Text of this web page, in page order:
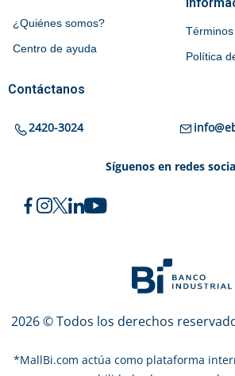
¿Quiénes somos?
Centro de ayuda
Política
Contáctanos
2420-3024
Síguenos en redes
2026 © Todos los derechos
*MallBi.com actúa como plataforma